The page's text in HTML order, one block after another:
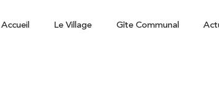
Accueil Le Village Gîte Communal